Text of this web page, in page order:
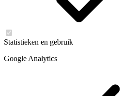
Statistieken en gebruik
Google Analytics